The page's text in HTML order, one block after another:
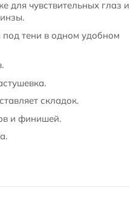
для чувствительных глаз и
тени в одном удобном
складок.
и финишей.